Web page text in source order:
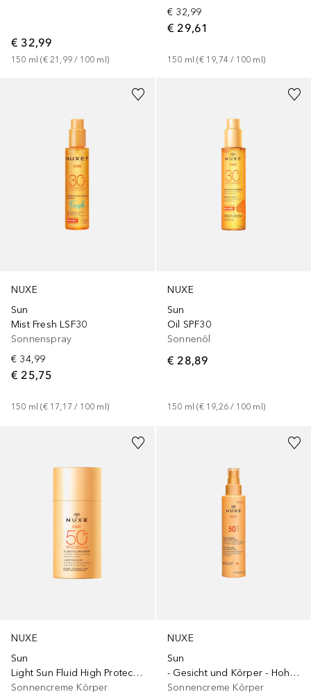
€ 32,99
150 ml (€ 21,99 / 100 ml)
€ 32,99
€ 29,61
150 ml (€ 19,74 / 100 ml)
NUXE
Sun
Mist Fresh LSF30
Sonnenspray
€ 34,99
€ 25,75
150 ml (€ 17,17 / 100 ml)
NUXE
Sun
Oil SPF30
Sonnenöl
€ 28,89
150 ml (€ 19,26 / 100 ml)
NUXE
Sun
Light Sun Fluid High Protection
Sonnencreme Körper
NUXE
Sun
- Gesicht und Körper - Hoher Schutz - LSF 50
Sonnencreme Körper